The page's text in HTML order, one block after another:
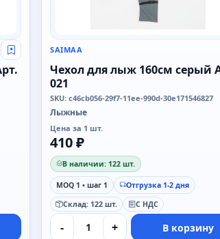
Свой оптовый прайс
SAIMAA
Чехол для лыж 160см серый
021
SKU: c46cb056-29f7-11ee-990d-30e171546827
Лыжные
Цена за 1 шт.
410 ₽
В наличии: 122 шт.
MOQ 1 • шаг 1
Отгрузка 1-2 дня
Склад: 122 шт.
С НДС
- + В корзину